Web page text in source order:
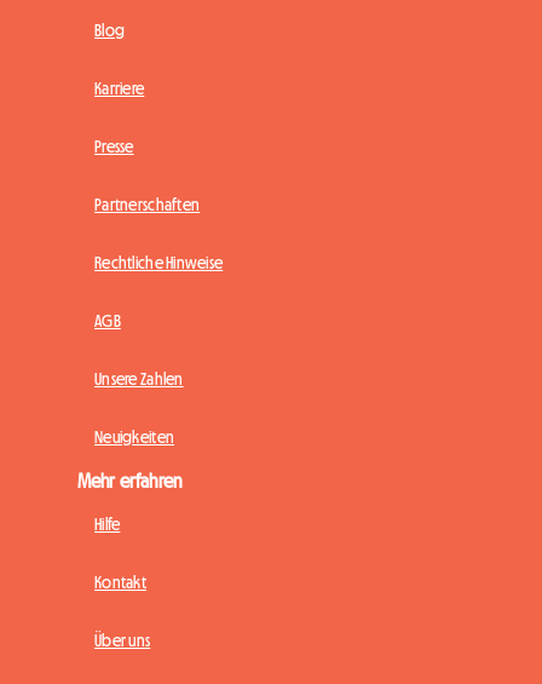
Blog
Karriere
Presse
Partnerschaften
Rechtliche Hinweise
AGB
Unsere Zahlen
Neuigkeiten
Mehr erfahren
Hilfe
Kontakt
Über uns